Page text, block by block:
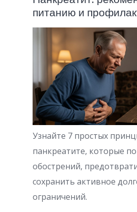
питанию и
Узнайте 7 простых
панкреатите, которые
обострений,
сохранить активное
ограничений.